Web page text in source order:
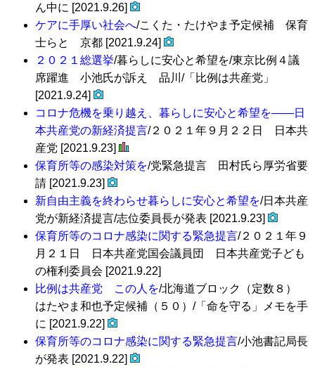
ん中に [2021.9.26]
ケアに手厚い社会へ/こくた・たけやま予定候補 保育
士らと 京都 [2021.9.24]
２０２１総選挙/暮らしに安心と希望を/東京比例４議
席躍進 小池氏が訴え 品川/「比例は共産党」
[2021.9.24]
コロナ危機を乗り越え、暮らしに安心と希望を――日
本共産党の新経済提言/２０２１年９月２２日 日本共
産党 [2021.9.23]
保育所等の感染対策を/党緊急提言 田村氏ら厚労省要
請 [2021.9.23]
新自由主義を終わらせ暮らしに安心と希望を/日本共産
党が新経済提言/志位委員長が発表 [2021.9.23]
保育所等のコロナ感染に関する緊急提言/２０２１年９
月２１日 日本共産党国会議員団 日本共産党子ども
の権利委員会 [2021.9.22]
比例は共産党 この人を/北海道ブロック（定数８）
はたやま和也予定候補（５０）/「命を守る」メモを手
に [2021.9.22]
保育所等のコロナ感染に関する緊急提言/小池書記局長
が発表 [2021.9.22]